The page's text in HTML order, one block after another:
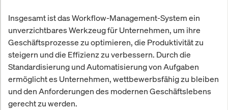
Insgesamt ist das Workflow-Management-System ein
unverzichtbares Werkzeug für Unternehmen, um ihre
Geschäftsprozesse zu optimieren, die Produktivität zu
steigern und die Effizienz zu verbessern. Durch die
Standardisierung und Automatisierung von Aufgaben
ermöglicht es Unternehmen, wettbewerbsfähig zu bleiben
und den Anforderungen des modernen Geschäftslebens
gerecht zu werden.